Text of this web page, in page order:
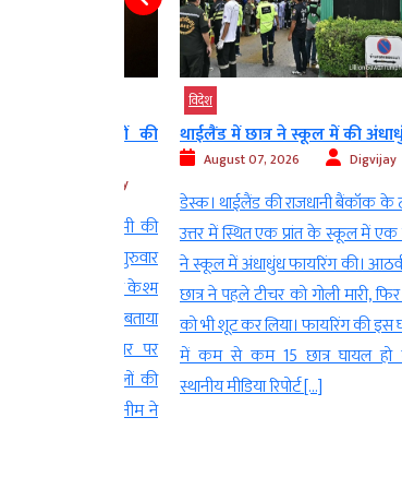
थाईलैंड में छात्र ने स्कूल में की अंधाधुंध...
August 07, 2026 Digvijay
डेस्क। थाईलैंड की राजधानी बैंकॉक के ठीक
उत्तर में स्थित एक प्रांत के स्कूल में एक छात्र
ने स्कूल में अंधाधुंध फायरिंग की। आठवीं के
छात्र ने पहले टीचर को गोली मारी, फिर खुद
को भी शूट कर लिया। फायरिंग की इस घटना
में कम से कम 15 छात्र घायल हो गए।
स्थानीय मीडिया रिपोर्ट […]